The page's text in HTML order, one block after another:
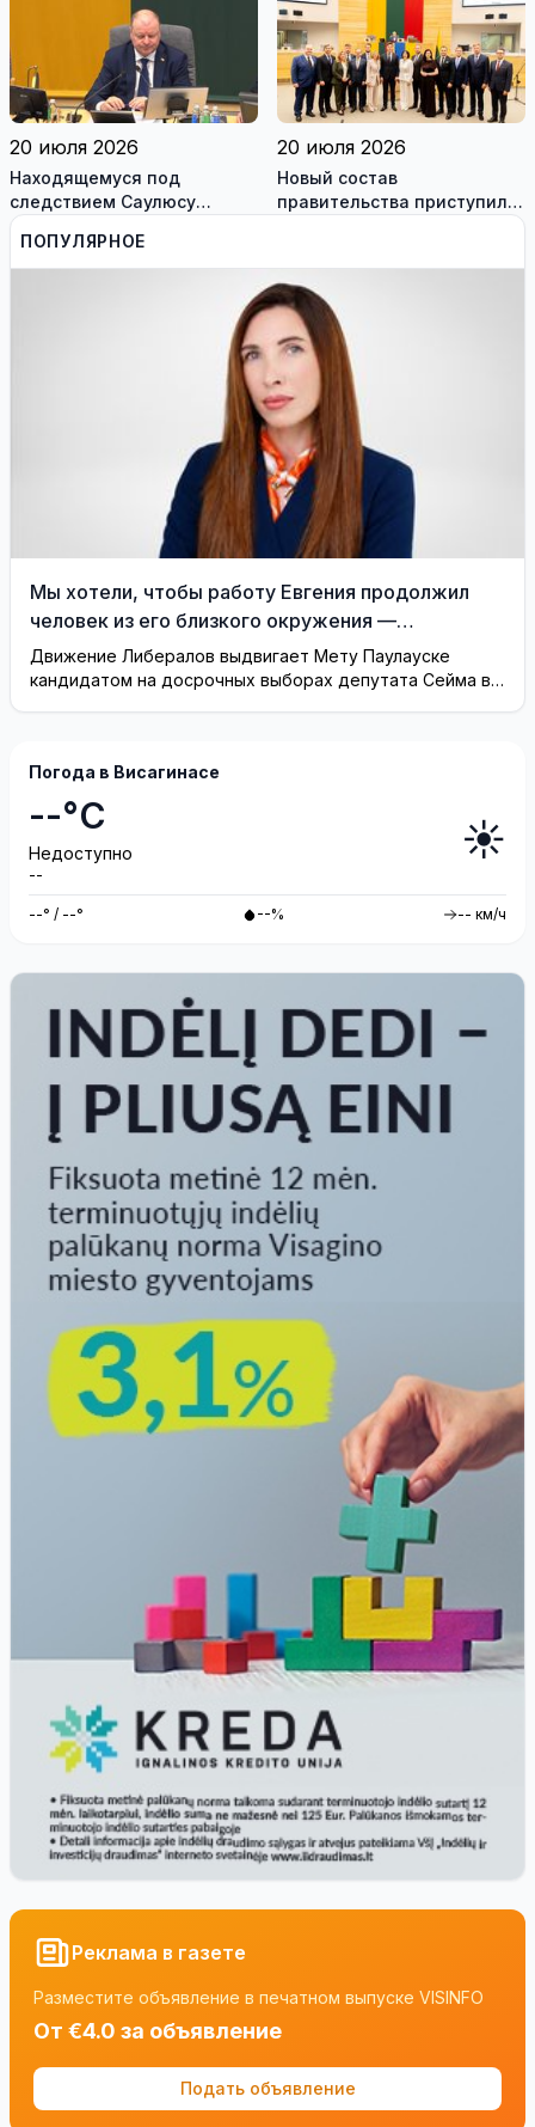
сотрудникам, и
работодателям
20 июля 2026
Находящемуся под
следствием Саулюсу
Сквернялису временно
разрешили выехать за
границу
20 июля 2026
Новый состав
правительства приступил к
ПОПУЛЯРНОЕ
Мы хотели, чтобы работу Евгения продолжил
человек из его близкого окружения —
Висагинское отделение Либерального движения
Движение Либералов выдвигает Мету Паулауске
кандидатом на досрочных выборах депутата Сейма в
Погода в Висагинасе
--°C
Недоступно
--
☀️
--° / --° --% -- км/ч
Реклама в газете
Разместите объявление в печатном выпуске VISINFO
От €4.0 за объявление
Подать объявление